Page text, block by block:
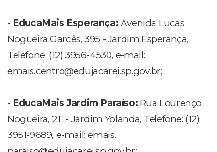
- EducaMais Esperança: Avenida Lucas
Nogueira Garcês, 395 - Jardim Esperança,
Telefone: (12) 3956-4530, e-mail:
emais.centro@edujacarei.sp.gov.br;
- EducaMais Jardim Paraíso: Rua Lourenço
Nogueira, 211 - Jardim Yolanda, Telefone: (12)
3951-9689, e-mail: emais.